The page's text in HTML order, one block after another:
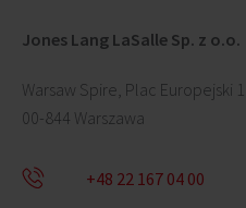
Jones Lang LaSalle Sp. z o.o.
Warsaw Spire, Plac Europejski 1
00-844 Warszawa
+48 22 167 04 00